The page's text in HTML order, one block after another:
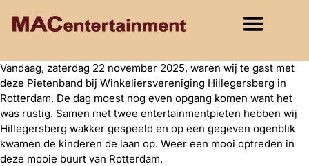
Vandaag, zaterdag 22 november 2025, waren wij te gast met
deze Pietenband bij Winkeliersvereniging Hillegersberg in
Rotterdam. De dag moest nog even opgang komen want het
was rustig. Samen met twee entertainmentpieten hebben wij
Hillegersberg wakker gespeeld en op een gegeven ogenblik
kwamen de kinderen de laan op. Weer een mooi optreden in
deze mooie buurt van Rotterdam.